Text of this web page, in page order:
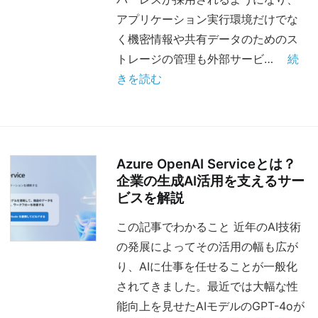
アプリケーション実行環境だけでな
く機密情報や共有データのためのス
トレージの管理も外部サービ…
続
きを読む
Azure OpenAI Serviceとは？
企業の生成AI活用を支えるサー
ビスを解説
この記事でわかること 近年のAI技術
の発展によってその活用の幅も広が
り、AIに仕事を任せることが一般化
されてきました。最近では大幅な性
能向上を見せたAIモデルのGPT-4oが